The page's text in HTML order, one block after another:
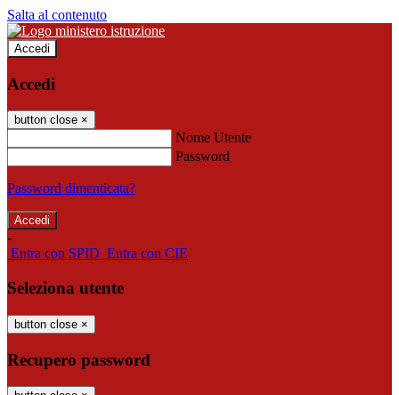
Salta al contenuto
Accedi
Accedi
button close ×
Nome Utente
Password
Password dimenticata?
-
Entra con SPID Entra con CIE
Seleziona utente
button close ×
Recupero password